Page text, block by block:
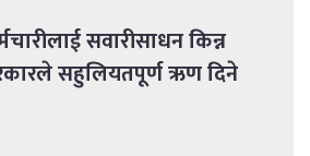
सवारीसाधन किन्न
सहुलियतपूर्ण ऋण दिने